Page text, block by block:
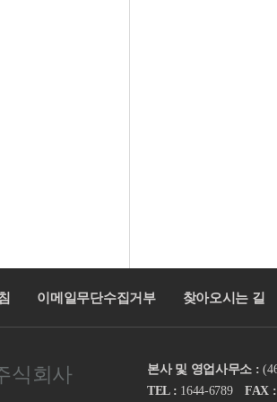
이메일무단수집거부 찾아오시는 길
식회사 본사 및 영업사무소 :
TEL : 1644-6789 FAX :